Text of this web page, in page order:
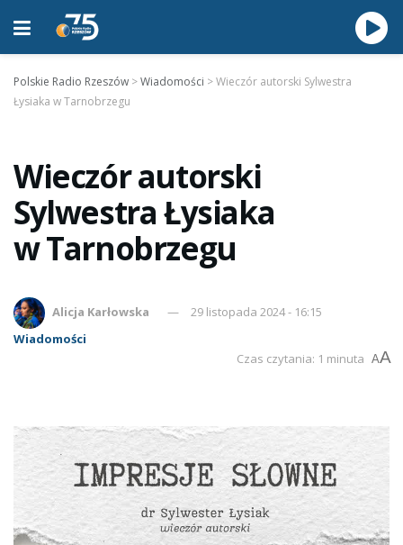
Polskie Radio Rzeszów >Wiadomości >Wieczór autorski Sylwestra
Łysiaka w Tarnobrzegu
Wieczór autorski
Sylwestra Łysiaka
w Tarnobrzegu
Alicja Karłowska
29 listopada 2024 - 16:15
Wiadomości
Czas czytania: 1 minuta AA